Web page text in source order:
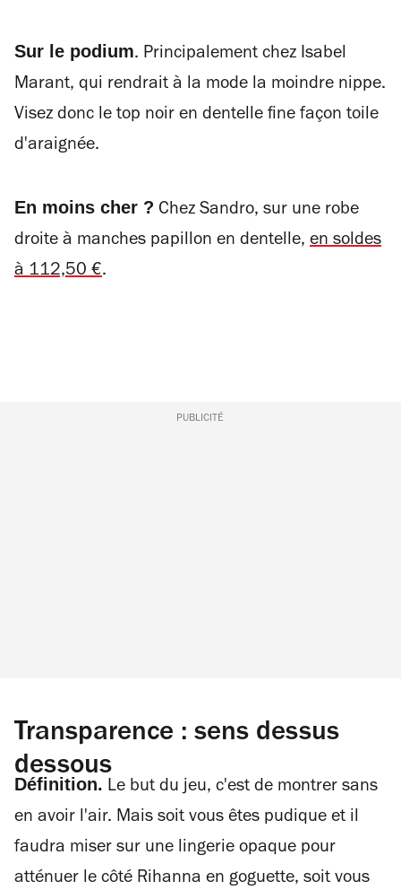
Sur le podium. Principalement chez Isabel
Marant, qui rendrait à la mode la moindre nippe.
Visez donc le top noir en dentelle fine façon toile
d'araignée.
En moins cher ? Chez Sandro, sur une robe
droite à manches papillon en dentelle, en soldes
à 112,50 €.
PUBLICITÉ
Transparence : sens dessus
dessous
Définition. Le but du jeu, c'est de montrer sans
en avoir l'air. Mais soit vous êtes pudique et il
faudra miser sur une lingerie opaque pour
atténuer le côté Rihanna en goguette, soit vous